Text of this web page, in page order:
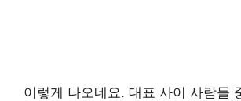
이렇게 나오네요. 대표 사이 사람들